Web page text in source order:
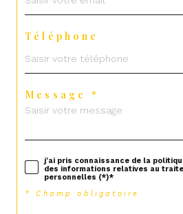
Téléphone
Message *
j'ai pris connaissance de la
des informations relatives au
personnelles (*)*
* Champ obligatoire